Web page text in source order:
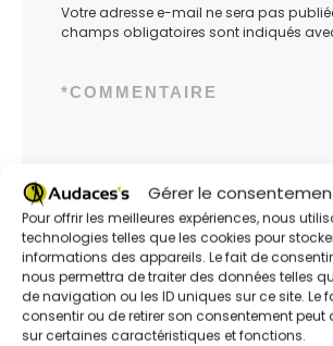
Gérer le
Pour offrir les meilleures expériences, nous
technologies telles que les cookies pour
informations des appareils. Le fait de
nous permettra de traiter des données telles
de navigation ou les ID uniques sur ce site. Le
consentir ou de retirer son consentement peut
sur certaines caractéristiques et fonctions.
Votre adresse e-mail ne sera pas
champs obligatoires sont indiqués
COMMENTAIRE
*
NOM
*
E-MAIL
*